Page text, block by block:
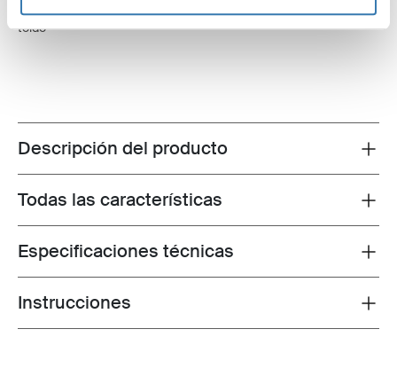
correa negra lateral de sujeción para
toldo
Toggle overview
Descripción del producto
Toggle features
Todas las características
Toggle techspec
Especificaciones técnicas
Toggle guides and instructions
Instrucciones